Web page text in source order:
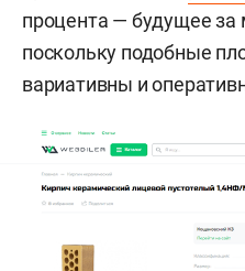
процента — будущее за
поскольку подобные
вариативны и